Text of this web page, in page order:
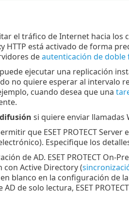
el tráfico de Internet hacia los
HTTP está activado de forma
deautenticación de doble
puede ejecutar una replicación
no quiere esperar al intervalo
cuando desea que una
si quiere enviar llamadas
que ESET PROTECT
Especifique los
de AD. ESET PROTECT On-
Active Directory (
blanco en la configuración de la
de solo lectura, ESET